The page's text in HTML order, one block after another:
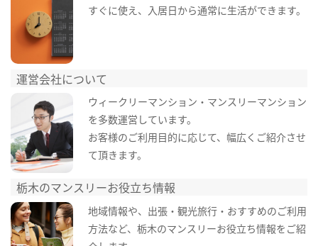
すぐに使え、入居日から通常に生活ができます。
運営会社について
ウィークリーマンション・マンスリーマンション
を多数運営しています。
お客様のご利用目的に応じて、幅広くご紹介させ
て頂きます。
栃木のマンスリーお役立ち情報
地域情報や、出張・観光旅行・おすすめのご利用
方法など、栃木のマンスリーお役立ち情報をご紹